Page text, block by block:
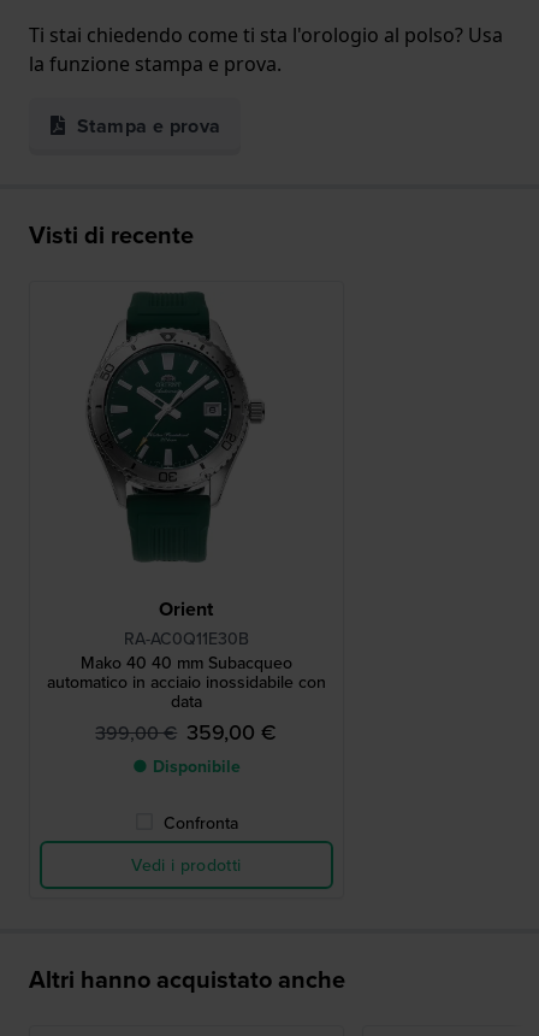
Ti stai chiedendo come ti sta l'orologio al polso? Usa
la funzione stampa e prova.
Stampa e prova
Visti di recente
Orient
RA-AC0Q11E30B
Mako 40 40 mm Subacqueo
automatico in acciaio inossidabile con
data
399,00 € 359,00 €
● Disponibile
Confronta
Vedi i prodotti
Altri hanno acquistato anche